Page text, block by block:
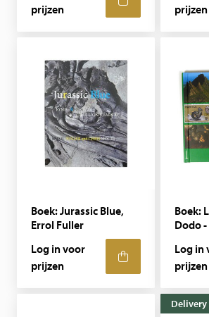
prijzen
prijzen
Boek: Jurassic Blue,
Errol Fuller
Log in voor
prijzen
Boek:
Dodo
Log in
prijzen